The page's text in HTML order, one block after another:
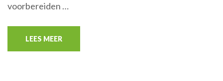
voorbereiden …
LEES MEER